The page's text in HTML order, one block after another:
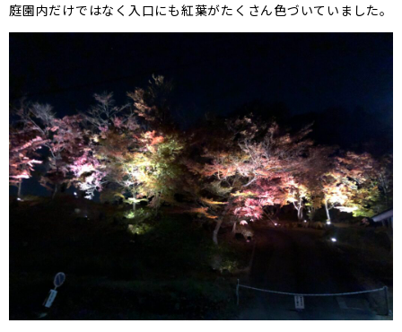
庭園内だけではなく入口にも紅葉がたくさん色づいていました。